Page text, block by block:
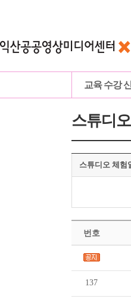
교육 수강
스튜디
스튜디오 체험
번호
137